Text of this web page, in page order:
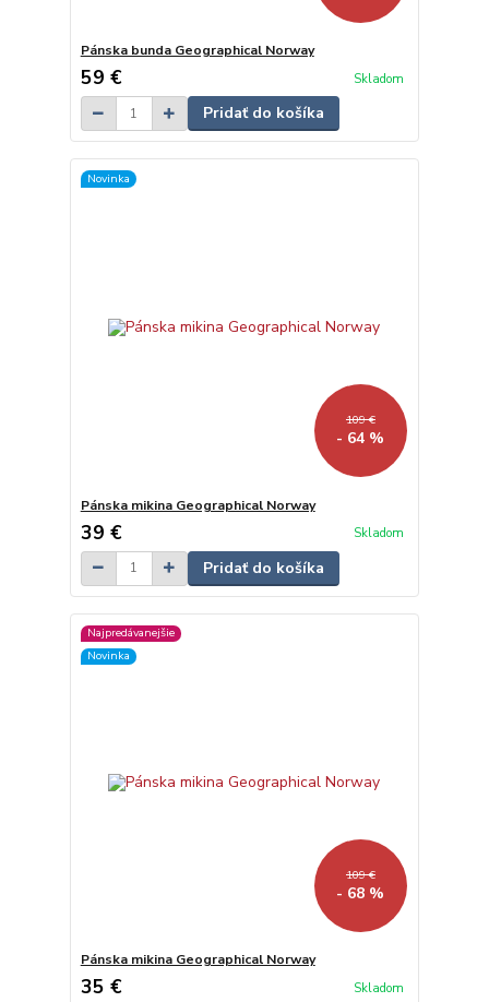
Pánska bunda Geographical Norway
59 € Skladom
Pridať do košíka
Novinka
109 €
- 64 %
Pánska mikina Geographical Norway
39 € Skladom
Pridať do košíka
Najpredávanejšie
Novinka
109 €
- 68 %
Pánska mikina Geographical Norway
35 € Skladom